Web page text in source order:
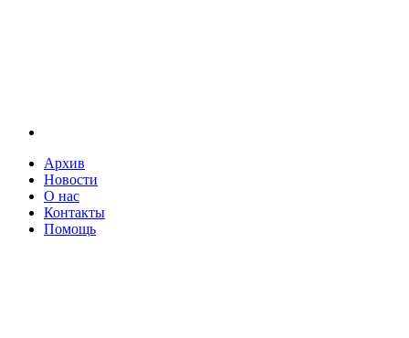
Архив
Новости
О нас
Контакты
Помощь